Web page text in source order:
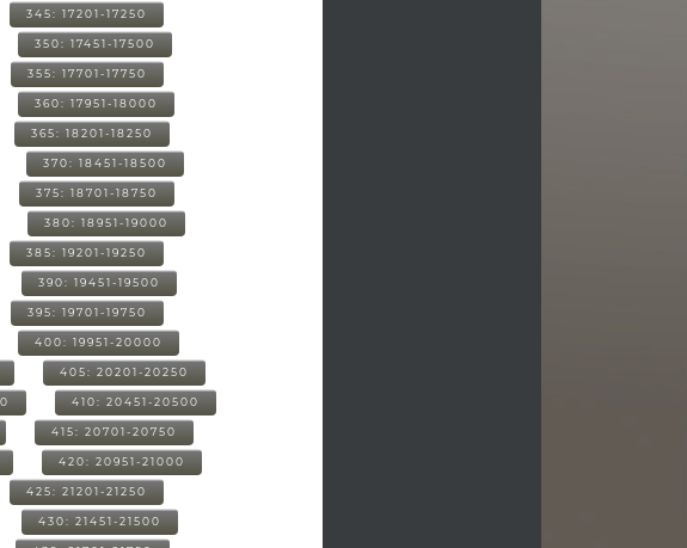
345: 17201-17250
350: 17451-17500
355: 17701-17750
360: 17951-18000
365: 18201-18250
370: 18451-18500
375: 18701-18750
380: 18951-19000
385: 19201-19250
390: 19451-19500
395: 19701-19750
400: 19951-20000
405: 20201-20250
410: 20451-20500
415: 20701-20750
420: 20951-21000
425: 21201-21250
430: 21451-21500